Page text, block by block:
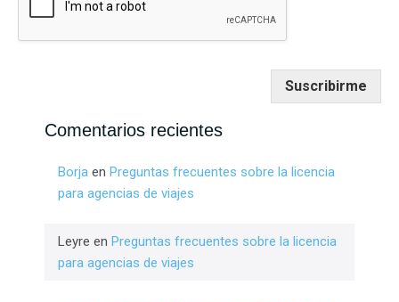
Suscribirme
Comentarios recientes
Borja en Preguntas frecuentes sobre la licencia
para agencias de viajes
Leyre en Preguntas frecuentes sobre la licencia
para agencias de viajes